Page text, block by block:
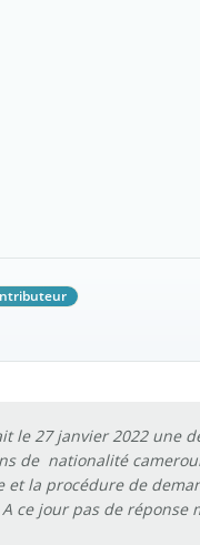
le 27 janvier 2022 une
de nationalité
et la procédure de
ce jour pas de réponse